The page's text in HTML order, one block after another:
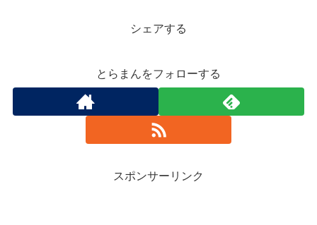
シェアする
とらまんをフォローする
スポンサーリンク